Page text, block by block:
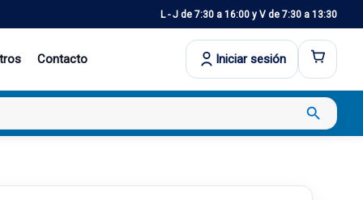
L - J de 7:30 a 16:00 y V de 7:30 a 13:30
Contacto Iniciar sesión
search